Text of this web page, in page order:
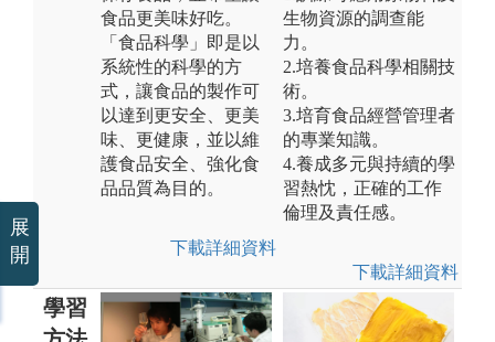
食品更美味好吃。
「食品科學」即是以
系統性的科學的方
式，讓食品的製作可
以達到更安全、更美
味、更健康，並以維
護食品安全、強化食
品品質為目的。
下載詳細資料
生物資源的調查能
力。
2.培養食品科學相關技
術。
3.培育食品經營管理者
的專業知識。
4.養成多元與持續的學
習熱忱，正確的工作
倫理及責任感。
下載詳細資料
學習
展
開